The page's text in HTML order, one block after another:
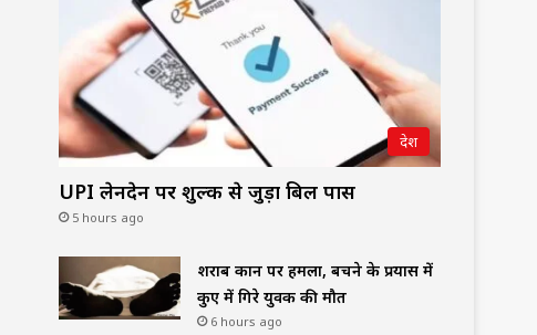
देश
UPI लेनदेन पर शुल्क से जुड़ा बिल पास
5 hours ago
शराब दुकान पर हमला, बचने के प्रयास में
कुए में गिरे युवक की मौत
6 hours ago